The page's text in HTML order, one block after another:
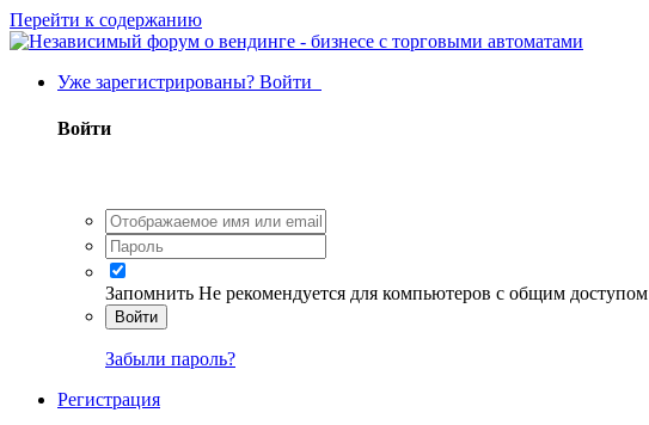
Перейти к содержанию
Уже зарегистрированы? Войти
Войти
Запомнить Не рекомендуется для компьютеров с общим доступом
Войти
Забыли пароль?
Регистрация